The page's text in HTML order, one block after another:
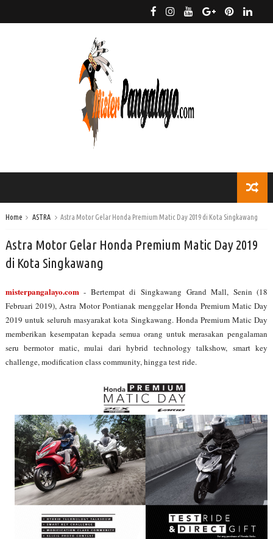
Home ASTRA Astra Motor Gelar Honda Premium Matic Day 2019 di Kota Singkawang
Astra Motor Gelar Honda Premium Matic Day 2019
di Kota Singkawang
misterpangalayo.com- Bertempat di Singkawang Grand Mall, Senin (18
Februari 2019), Astra Motor Pontianak menggelar Honda Premium Matic Day
2019 untuk seluruh masyarakat kota Singkawang. Honda Premium Matic Day
memberikan kesempatan kepada semua orang untuk merasakan pengalaman
seru bermotor matic, mulai dari hybrid technology talkshow, smart key
challenge, modification class community, hingga test ride.